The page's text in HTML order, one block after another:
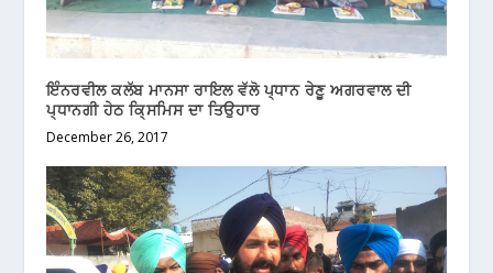
ਇੰਨਰਵੀਲ ਕਲੱਬ ਮਾਨਸਾ ਰਾਇਲ ਵੱਲੋ ਪ੍ਧਾਨ ਰੇਣੂ ਅਗਰਵਾਲ ਦੀ
ਪ੍ਧਾਨਗੀ ਹੇਠ ਕਿ੍ਸਮਿਸ ਦਾ ਤਿਉਹਾਰ
December 26, 2017